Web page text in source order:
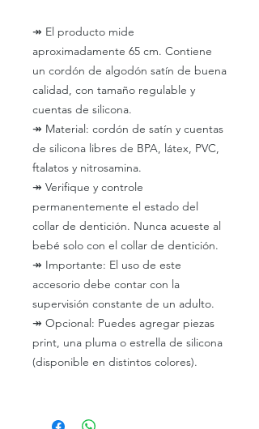
↠ El producto mide
aproximadamente 65 cm. Contiene
un cordón de algodón satín de buena
calidad, con tamaño regulable y
cuentas de silicona.
↠ Material: cordón de satín y cuentas
de silicona libres de BPA, látex, PVC,
ftalatos y nitrosamina.
↠ Verifique y controle
permanentemente el estado del
collar de dentición. Nunca acueste al
bebé solo con el collar de dentición.
↠ Importante: El uso de este
accesorio debe contar con la
supervisión constante de un adulto.
↠ Opcional: Puedes agregar piezas
print, una pluma o estrella de silicona
(disponible en distintos colores).